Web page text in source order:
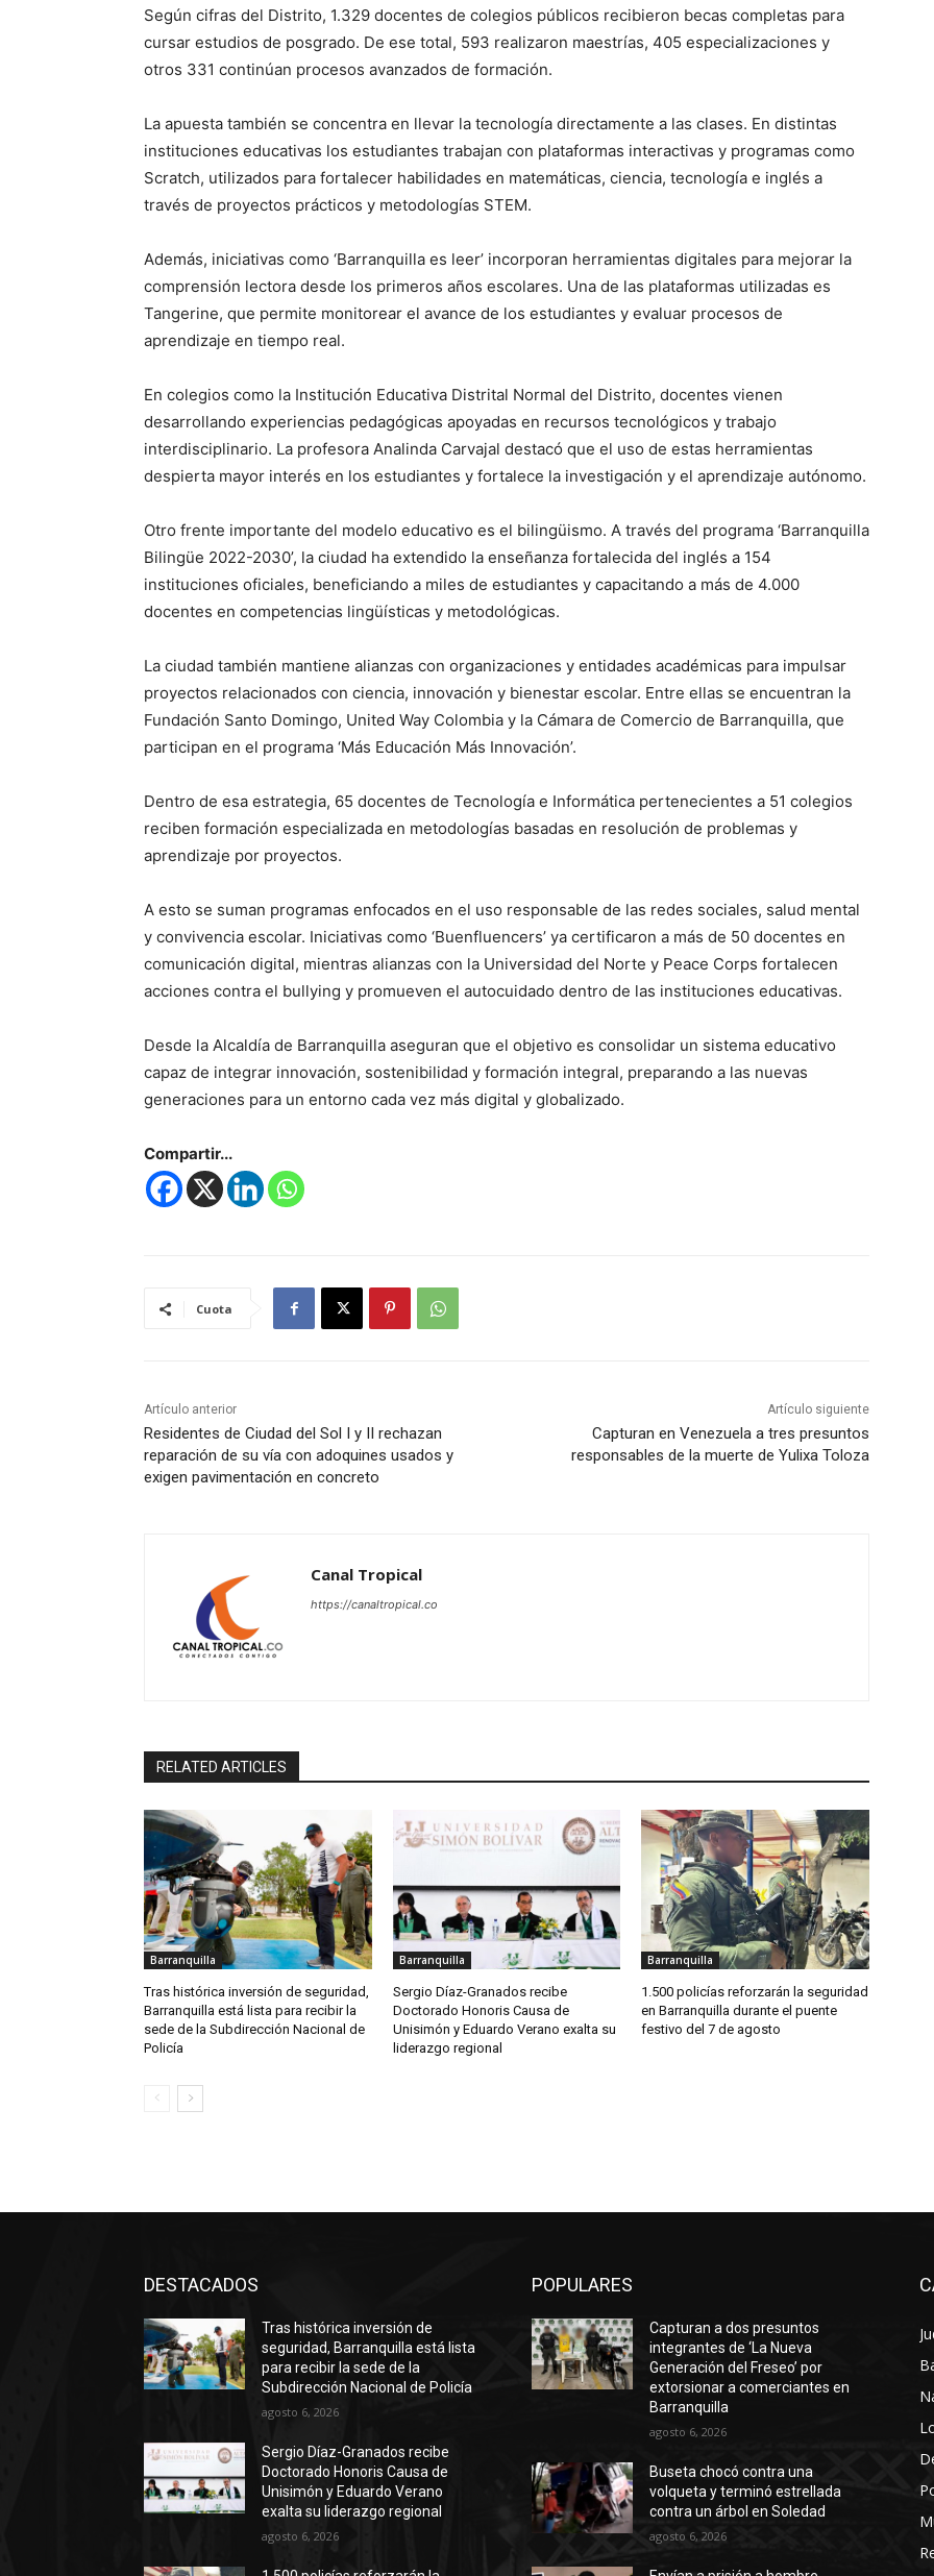
Según cifras del Distrito, 1.329 docentes de colegios públicos recibieron becas completas para
cursar estudios de posgrado. De ese total, 593 realizaron maestrías, 405 especializaciones y
otros 331 continúan procesos avanzados de formación.
La apuesta también se concentra en llevar la tecnología directamente a las clases. En distintas
instituciones educativas los estudiantes trabajan con plataformas interactivas y programas como
Scratch, utilizados para fortalecer habilidades en matemáticas, ciencia, tecnología e inglés a
través de proyectos prácticos y metodologías STEM.
Además, iniciativas como ‘Barranquilla es leer’ incorporan herramientas digitales para mejorar la
comprensión lectora desde los primeros años escolares. Una de las plataformas utilizadas es
Tangerine, que permite monitorear el avance de los estudiantes y evaluar procesos de
aprendizaje en tiempo real.
En colegios como la Institución Educativa Distrital Normal del Distrito, docentes vienen
desarrollando experiencias pedagógicas apoyadas en recursos tecnológicos y trabajo
interdisciplinario. La profesora Analinda Carvajal destacó que el uso de estas herramientas
despierta mayor interés en los estudiantes y fortalece la investigación y el aprendizaje autónomo.
Otro frente importante del modelo educativo es el bilingüismo. A través del programa ‘Barranquilla
Bilingüe 2022-2030’, la ciudad ha extendido la enseñanza fortalecida del inglés a 154
instituciones oficiales, beneficiando a miles de estudiantes y capacitando a más de 4.000
docentes en competencias lingüísticas y metodológicas.
La ciudad también mantiene alianzas con organizaciones y entidades académicas para impulsar
proyectos relacionados con ciencia, innovación y bienestar escolar. Entre ellas se encuentran la
Fundación Santo Domingo, United Way Colombia y la Cámara de Comercio de Barranquilla, que
participan en el programa ‘Más Educación Más Innovación’.
Dentro de esa estrategia, 65 docentes de Tecnología e Informática pertenecientes a 51 colegios
reciben formación especializada en metodologías basadas en resolución de problemas y
aprendizaje por proyectos.
A esto se suman programas enfocados en el uso responsable de las redes sociales, salud mental
y convivencia escolar. Iniciativas como ‘Buenfluencers’ ya certificaron a más de 50 docentes en
comunicación digital, mientras alianzas con la Universidad del Norte y Peace Corps fortalecen
acciones contra el bullying y promueven el autocuidado dentro de las instituciones educativas.
Desde la Alcaldía de Barranquilla aseguran que el objetivo es consolidar un sistema educativo
capaz de integrar innovación, sostenibilidad y formación integral, preparando a las nuevas
generaciones para un entorno cada vez más digital y globalizado.
Compartir...
Cuota
Artículo anterior
Residentes de Ciudad del Sol I y II rechazan
reparación de su vía con adoquines usados y
exigen pavimentación en concreto
Artículo siguiente
Capturan en Venezuela a tres presuntos
responsables de la muerte de Yulixa Toloza
Canal Tropical
https://canaltropical.co
RELATED ARTICLES
Barranquilla
Tras histórica inversión de seguridad,
Barranquilla está lista para recibir la
sede de la Subdirección Nacional de
Policía
Barranquilla
Sergio Díaz-Granados recibe
Doctorado Honoris Causa de
Unisimón y Eduardo Verano exalta su
liderazgo regional
Barranquilla
1.500 policías reforzarán la seguridad
en Barranquilla durante el puente
festivo del 7 de agosto
DESTACADOS
Tras histórica inversión de
seguridad, Barranquilla está lista
para recibir la sede de la
Subdirección Nacional de Policía
agosto 6, 2026
Sergio Díaz-Granados recibe
Doctorado Honoris Causa de
Unisimón y Eduardo Verano
exalta su liderazgo regional
agosto 6, 2026
POPULARES
Capturan a dos presuntos
integrantes de ‘La Nueva
Generación del Freseo’ por
extorsionar a comerciantes en
Barranquilla
agosto 6, 2026
Buseta chocó contra una
volqueta y terminó estrellada
contra un árbol en Soledad
agosto 6, 2026